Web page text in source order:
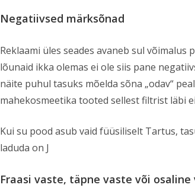
Negatiivsed märksõnad
Reklaami üles seades avaneb sul
lõunaid ikka olemas ei ole siis pane
näite puhul tasuks mõelda sõna „odav“
mahekosmeetika tooted sellest filtrist läbi
Kui su pood asub vaid füüsiliselt Tartus,
laduda on J
Fraasi vaste, täpne vaste või osaline